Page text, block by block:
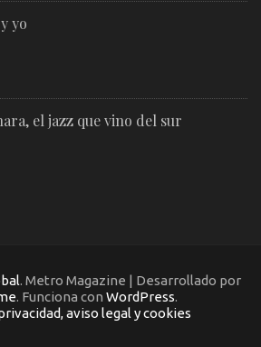
yo
el jazz que vino del sur
. Metro Magazine | Desarrollado por
. Funciona con WordPress.
aviso legal y cookies